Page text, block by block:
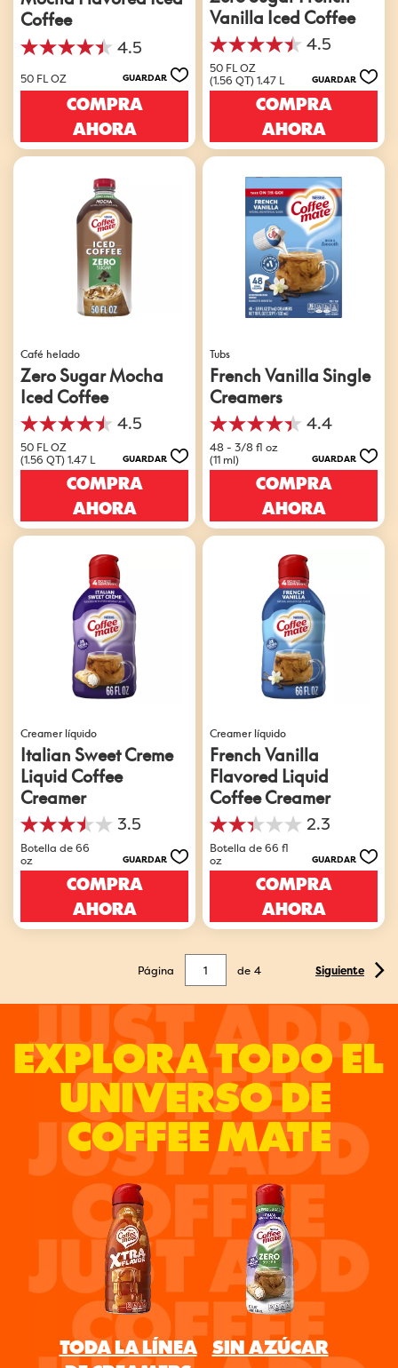
Coffee
4.5
4.5
5
estrellas.
50 FL OZ GUARDAR
COMPRA
AHORA
Vanilla Iced Coffee
4.5
4.5
de
5
estrellas.
50 FL OZ
(1.56 QT) 1.47 L
GUARDAR
COMPRA
AHORA
Café helado
Zero Sugar Mocha
Iced Coffee
4.5
4.5
de
5
estrellas.
50 FL OZ
(1.56 QT) 1.47 L
GUARDAR
COMPRA
AHORA
Tubs
French Vanilla Single
Creamers
4.4
4.4
de
5
estrellas.
48 - 3/8 fl oz
(11 ml)
GUARDAR
COMPRA
AHORA
Creamer líquido
Italian Sweet Creme
Liquid Coffee
Creamer
3.5
3.5
de
5
estrellas.
Botella de 66
oz
GUARDAR
COMPRA
AHORA
Creamer líquido
French Vanilla
Flavored Liquid
Coffee Creamer
2.3
2.3
de
5
estrellas.
Botella de 66 fl
oz
GUARDAR
COMPRA
AHORA
Página de 4 Siguiente